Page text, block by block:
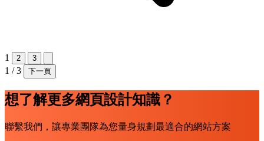
1 2 3
1 / 3 下一頁
想了解更多網頁設計知識？
聯繫我們，讓專業團隊為您量身規劃最適合的網站方案